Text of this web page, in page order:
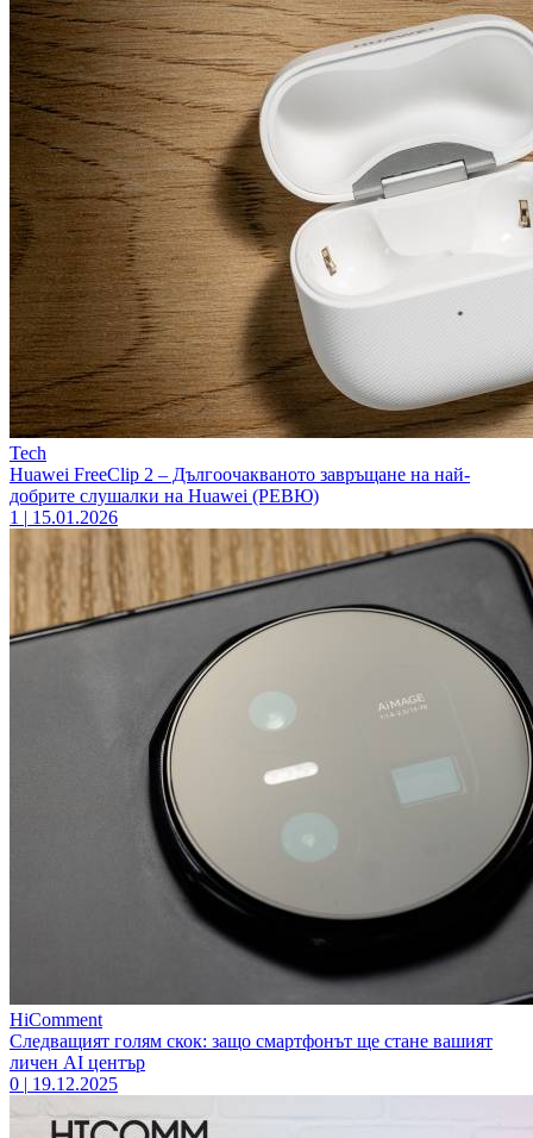
Tech
Huawei FreeClip 2 – Дългоочакваното завръщане на най-
добрите слушалки на Huawei (РЕВЮ)
1 | 15.01.2026
HiComment
Следващият голям скок: защо смартфонът ще стане вашият
личен AI център
0 | 19.12.2025